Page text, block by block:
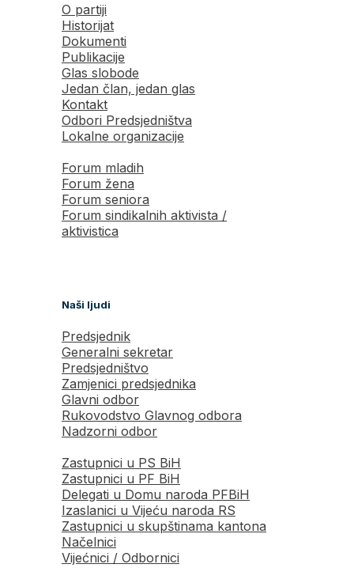
O partiji
Historijat
Dokumenti
Publikacije
Glas slobode
Jedan član, jedan glas
Kontakt
Odbori Predsjedništva
Lokalne organizacije
Forum mladih
Forum žena
Forum seniora
Forum sindikalnih aktivista /
aktivistica
Naši ljudi
Predsjednik
Generalni sekretar
Predsjedništvo
Zamjenici predsjednika
Glavni odbor
Rukovodstvo Glavnog odbora
Nadzorni odbor
Zastupnici u PS BiH
Zastupnici u PF BiH
Delegati u Domu naroda PFBiH
Izaslanici u Vijeću naroda RS
Zastupnici u skupštinama kantona
Načelnici
Vijećnici / Odbornici